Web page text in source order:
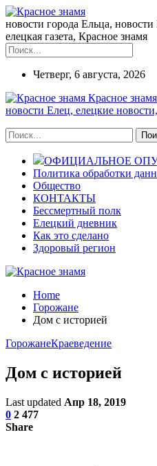
новости города Ельца,
елецкая газета, Красное знамя
Четверг, 6 августа, 2026
Красное
новости Елец, елецкие
ОФИЦИАЛЬНОЕ
Политика обработки
Общество
КОНТАКТЫ
Бессмертный полк
Елецкий дневник
Как это сделано
Здоровый регион
Home
Горожане
Дом с историей
ГорожанеКраеведение
Дом с историей
Last updated Апр 18, 2019
0 2 477
Share